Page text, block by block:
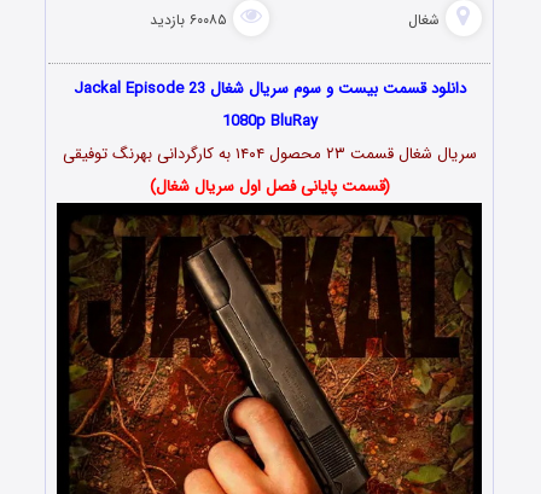
شغال ۶۰۰۸۵ بازدید
دانلود قسمت بیست و سوم سریال شغال Jackal Episode 23
1080p BluRay
سریال شغال قسمت ۲۳ محصول ۱۴۰۴ به کارگردانی بهرنگ توفیقی
(قسمت پایانی فصل اول سریال شغال)